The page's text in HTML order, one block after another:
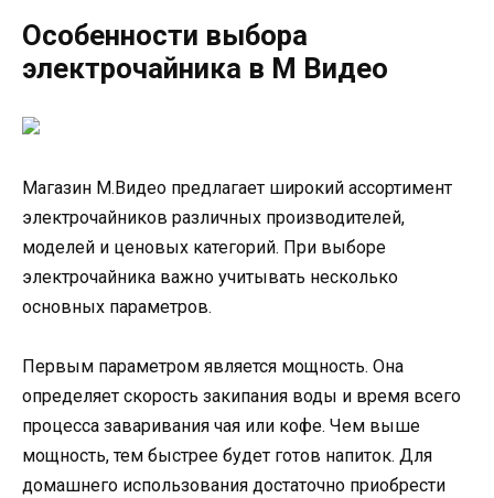
Особенности выбора
электрочайника в М Видео
Магазин М.Видео предлагает широкий ассортимент
электрочайников различных производителей,
моделей и ценовых категорий. При выборе
электрочайника важно учитывать несколько
основных параметров.
Первым параметром является мощность. Она
определяет скорость закипания воды и время всего
процесса заваривания чая или кофе. Чем выше
мощность, тем быстрее будет готов напиток. Для
домашнего использования достаточно приобрести